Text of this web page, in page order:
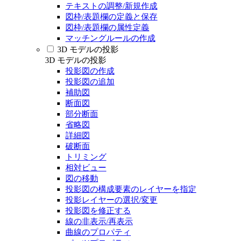
テキストの調整/新規作成
図枠/表題欄の定義と保存
図枠/表題欄の属性定義
マッチングルールの作成
3D モデルの投影
3D モデルの投影
投影図の作成
投影図の追加
補助図
断面図
部分断面
省略図
詳細図
破断面
トリミング
相対ビュー
図の移動
投影図の構成要素のレイヤーを指定
投影レイヤーの選択/変更
投影図を修正する
線の非表示/再表示
曲線のプロパティ